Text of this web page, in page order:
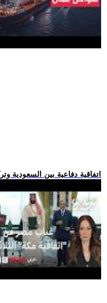
.. اتفاقية دفاعية بين السعودية